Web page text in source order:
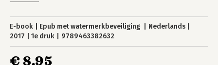
E-book Epub met watermerkbeveiliging
Nederlands
2017
1e druk 9789463382632
€ 8,95